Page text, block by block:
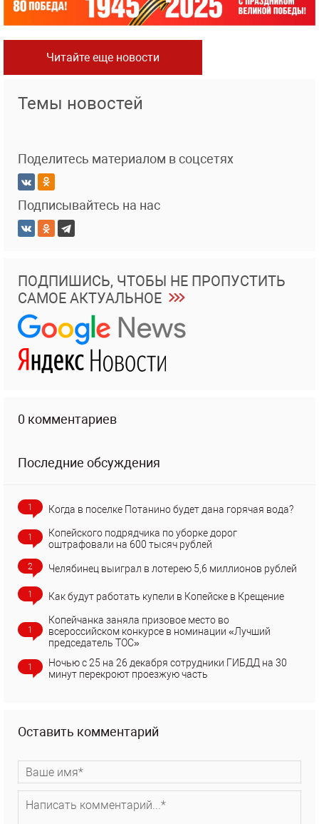
Читайте еще новости
Темы новостей
Поделитесь материалом в соцсетях
Подписывайтесь на нас
ПОДПИШИСЬ, ЧТОБЫ НЕ ПРОПУСТИТЬ
САМОЕ АКТУАЛЬНОЕ
0 комментариев
Последние обсуждения
1 Когда в поселке Потанино будет дана горячая вода?
1
Копейского подрядчика по уборке дорог
оштрафовали на 600 тысяч рублей
2 Челябинец выиграл в лотерею 5,6 миллионов рублей
1 Как будут работать купели в Копейске в Крещение
1
Копейчанка заняла призовое место во
всероссийском конкурсе в номинации «Лучший
председатель ТОС»
1
Ночью с 25 на 26 декабря сотрудники ГИБДД на 30
минут перекроют проезжую часть
Оставить комментарий